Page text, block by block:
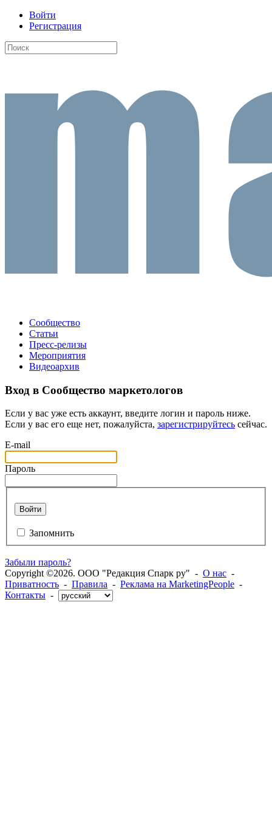
Войти
Регистрация
Сообщество
Статьи
Пресс-релизы
Мероприятия
Видеоархив
Вход в Сообщество маркетологов
Если у вас уже есть аккаунт, введите логин и пароль ниже.
Если у вас его еще нет, пожалуйста, зарегистрируйтесь сейчас.
E-mail
Пароль
Войти
Запомнить
Забыли пароль?
Copyright ©2026. ООО "Редакция Спарк ру" - О нас -
Приватность - Правила - Реклама на MarketingPeople -
Контакты -